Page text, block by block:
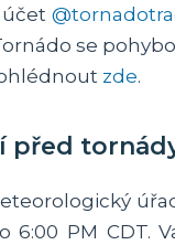
se
zde.
před
6:00 PM CDT.